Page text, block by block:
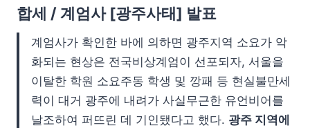
합세 / 계엄사 [광주사태] 발표
계엄사가 확인한 바에 의하면 광주지역 소요가 악
화되는 현상은 전국비상계엄이 선포되자, 서울을
이탈한 학원 소요주동 학생 및 깡패 등 현실불만세
력이 대거 광주에 내려가 사실무근한 유언비어를
날조하여 퍼뜨린 데 기인됐다고 했다. 광주 지역에